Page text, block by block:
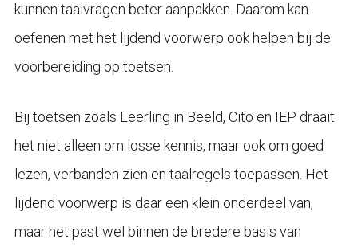
kunnen taalvragen beter aanpakken. Daarom kan
oefenen met het lijdend voorwerp ook helpen bij de
voorbereiding op toetsen.
Bij toetsen zoals Leerling in Beeld, Cito en IEP draait
het niet alleen om losse kennis, maar ook om goed
lezen, verbanden zien en taalregels toepassen. Het
lijdend voorwerp is daar een klein onderdeel van,
maar het past wel binnen de bredere basis van